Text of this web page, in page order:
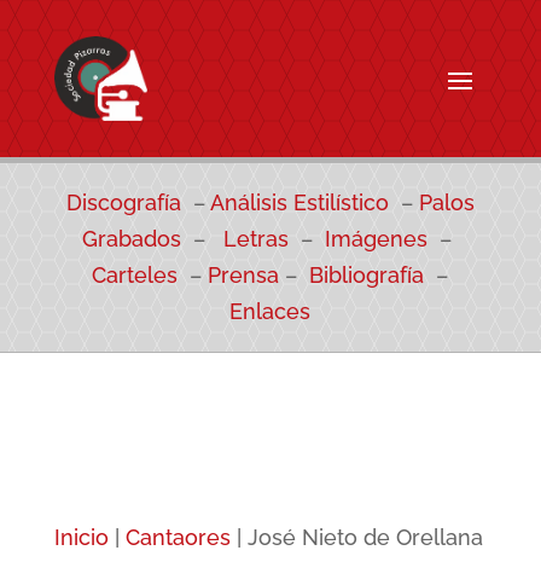
Discografía –Análisis Estilístico – Palos
Grabados – Letras – Imágenes –
Carteles – Prensa – Bibliografía –
Enlaces
Inicio Cantaores| José Nieto de Orellana